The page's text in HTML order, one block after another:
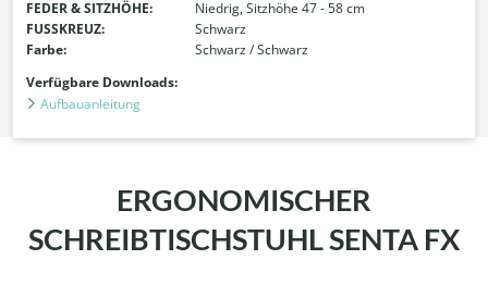
FEDER & SITZHÖHE:
Niedrig, Sitzhöhe 47 - 58 cm
FUSSKREUZ:
Schwarz
Farbe:
Schwarz / Schwarz
Verfügbare Downloads:
Aufbauanleitung
ERGONOMISCHER
SCHREIBTISCHSTUHL SENTA FX